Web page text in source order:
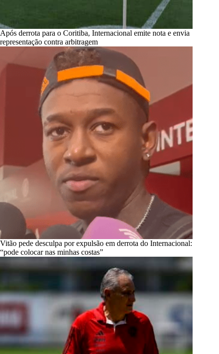
Após derrota para o Coritiba, Internacional emite nota e envia
representação contra arbitragem
Vitão pede desculpa por expulsão em derrota do Internacional:
“pode colocar nas minhas costas”